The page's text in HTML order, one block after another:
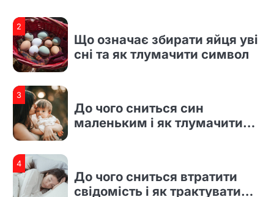
сні та як тлумачити символ
3
маленьким і як тлумачити
сновидіння
4
свідомість і як трактувати
такий сон